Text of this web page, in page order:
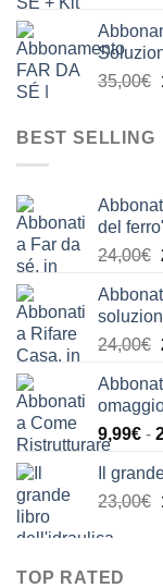
35,00€
BEST SELLING
del
24,00€
24,00€
9,99€ -
Il
23,00€
TOP RATED